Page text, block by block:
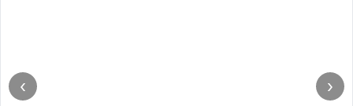
‹ ›